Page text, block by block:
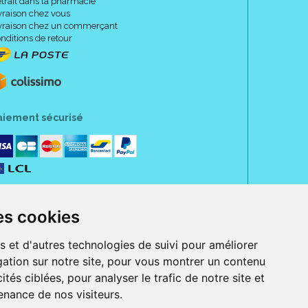
cookies
et d'autres technologies de suivi pour améliorer
sur notre site, pour vous montrer un contenu
ciblées, pour analyser le trafic de notre site et
de nos visiteurs.
eau savonneuse.
chez vous
chez un commerçant
de retour
sécurisé
Jeanne d' Harcourt, 80300 Albert.
ordonnance.